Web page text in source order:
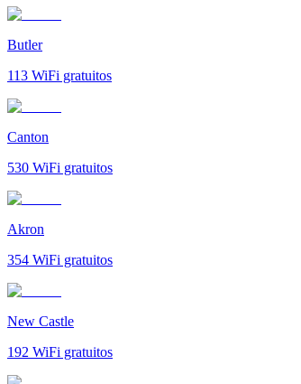
Butler
113 WiFi gratuitos
Canton
530 WiFi gratuitos
Akron
354 WiFi gratuitos
New Castle
192 WiFi gratuitos